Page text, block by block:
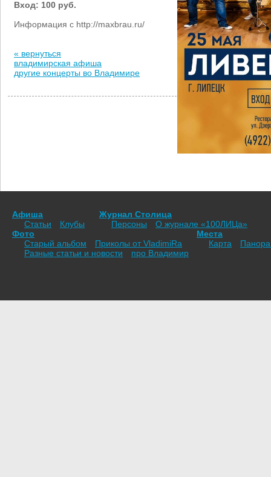
Вход: 100 руб.
Информация с http://maxbrau.ru/
« вернуться
владимирская афиша
другие концерты во Владимире
Афиша
Статьи
Клубы
Журнал Столица
Персоны
О журнале «100ЛИЦа»
Фото
Старый альбом
Приколы от VladimiRа
Места
Карта
Разные статьи и новости
про Владимир